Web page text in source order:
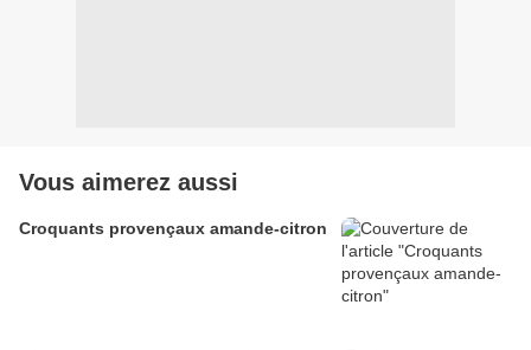
Vous aimerez aussi
Croquants provençaux amande-citron